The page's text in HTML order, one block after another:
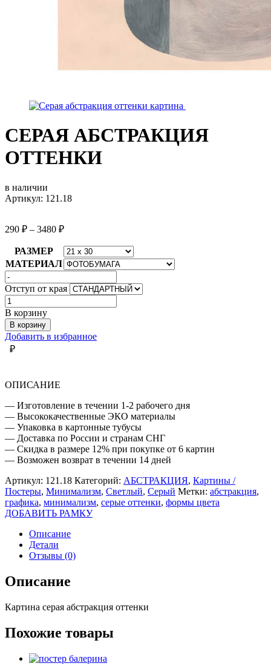
СЕРАЯ АБСТРАКЦИЯ
ОТТЕНКИ
в наличии
Артикул: 121.18
290 ₽ – 3480 ₽
РАЗМЕР
МАТЕРИАЛ
Отступ от края
Количество
товара
СЕРАЯ
АБСТРАКЦИЯ
ОТТЕНКИ
В корзину
В корзину
Добавить в избранное
₽
ОПИСАНИЕ
— Изготовление в течении 1-2 рабочего дня
— Высококачественные ЭКО материалы
— Упаковка в картонные тубусы
— Доставка по России и странам СНГ
— Скидка в размере 12% при покупке от 6 картин
— Возможен возврат в течении 14 дней
Артикул: 121.18 Категорий: АБСТРАКЦИЯ, Картины /
Постеры, Минимализм, Светлый, Серый Метки: абстракция,
графика, минимализм, серые оттенки, формы цвета
ДОБАВИТЬ РАМКУ
Описание
Детали
Отзывы (0)
Описание
Картина серая абстракция оттенки
Похожие товары